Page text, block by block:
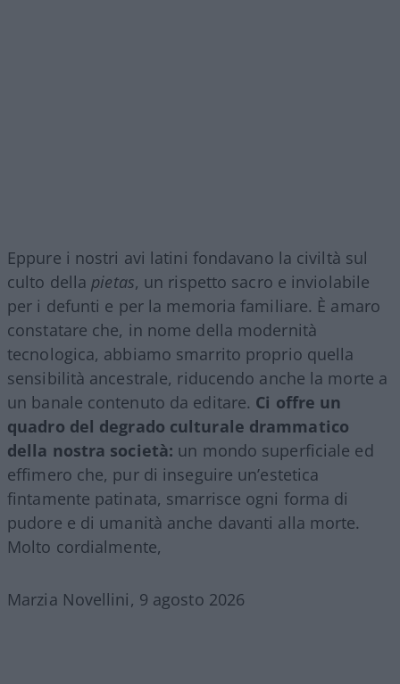
Eppure i nostri avi latini fondavano la civiltà sul
culto della pietas, un rispetto sacro e inviolabile
per i defunti e per la memoria familiare. È amaro
constatare che, in nome della modernità
tecnologica, abbiamo smarrito proprio quella
sensibilità ancestrale, riducendo anche la morte a
un banale contenuto da editare. Ci offre un
quadro del degrado culturale drammatico
della nostra società: un mondo superficiale ed
effimero che, pur di inseguire un’estetica
fintamente patinata, smarrisce ogni forma di
pudore e di umanità anche davanti alla morte.
Molto cordialmente,
Marzia Novellini, 9 agosto 2026